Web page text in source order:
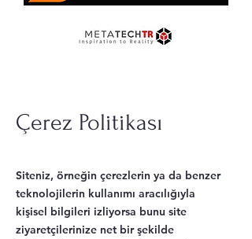
Çerez Politikası
Siteniz, örneğin çerezlerin ya da benzer
teknolojilerin kullanımı aracılığıyla
kişisel bilgileri izliyorsa bunu site
ziyaretçilerinize net bir şekilde